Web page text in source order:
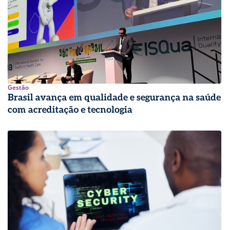
Gestão
Brasil avança em qualidade e segurança na saúde
com acreditação e tecnologia